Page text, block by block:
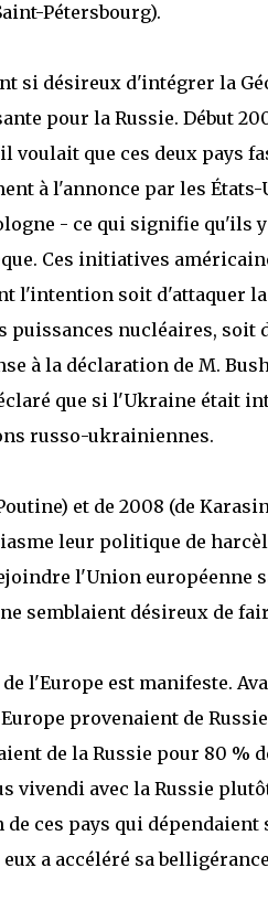
Pétersbourg).
si désireux d'intégrer la
pour la Russie. Début
voulait que ces deux pays
à l'annonce par les
- ce qui signifie qu'ils
Ces initiatives
l'intention soit d'attaquer
puissances nucléaires,
à la déclaration de M.
que si l'Ukraine était
russo-ukrainiennes.
et de 2008 (de
leur politique de
l'Union européenne
semblaient désireux de
l'Europe est manifeste.
provenaient de
de la Russie pour 80 %
vivendi avec la Russie
ces pays qui
a accéléré sa